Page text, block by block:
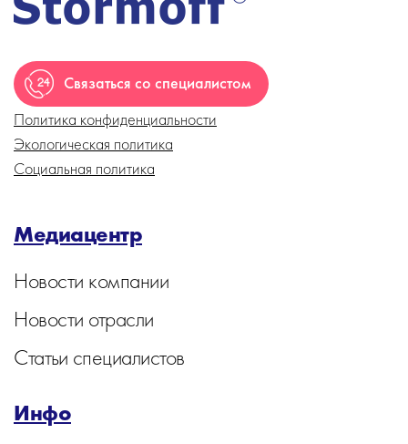
Связаться со специалистом
Политика конфиденциальности
Экологическая политика
Социальная политика
Медиацентр
Новости компании
Новости отрасли
Статьи специалистов
Инфо